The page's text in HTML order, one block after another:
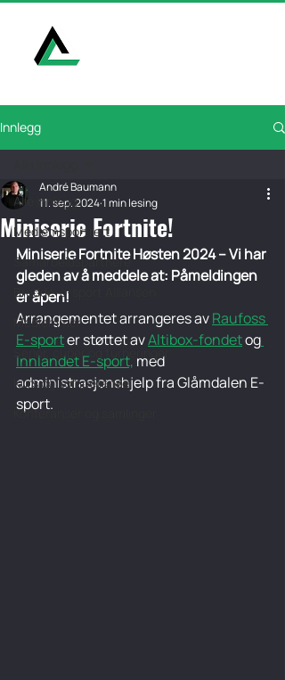
Innlegg
Alle innlegg
Medlemsportrett
Samarbeidspartnere
Bredde-e-sport Alliansen
Medlemmer
Serier, cuper og turneringer
Kurs og kompetanse
Konferanser og samlinger
Miniserie Fortnite!
André Baumann
11. sep. 20241 min lesing
Miniserie Fortnite Høsten 2024 – Vi har
gleden av å meddele at: Påmeldingen
er åpen!
Arrangementet arrangeres av Raufoss
E-sport er støttet av Altibox-fondet og
Innlandet E-sport, med
administrasjonshjelp fra Glåmdalen E-
sport.